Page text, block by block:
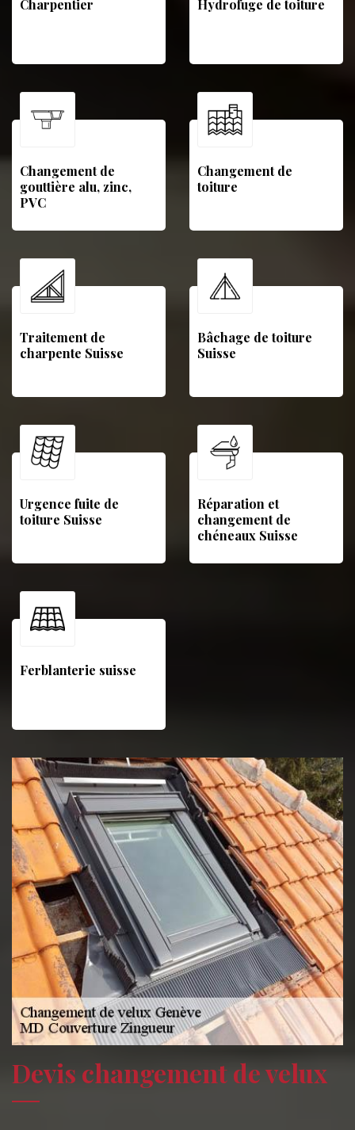
Charpentier Hydrofuge de toiture
Changement de
gouttière alu, zinc,
PVC
Changement de
toiture
Traitement de
charpente Suisse
Bâchage de toiture
Suisse
Urgence fuite de
toiture Suisse
Réparation et
changement de
chéneaux Suisse
Ferblanterie suisse
Devis changement de velux